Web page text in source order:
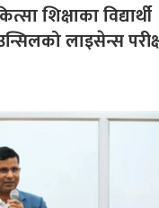
शिक्षाका विद्यार्थी
लाइसेन्स